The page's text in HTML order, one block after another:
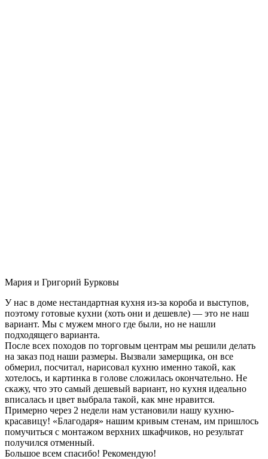
Мария и Григорий Бурковы
У нас в доме нестандартная кухня из-за короба и выступов,
поэтому готовые кухни (хоть они и дешевле) — это не наш
вариант. Мы с мужем много где были, но не нашли
подходящего варианта.
После всех походов по торговым центрам мы решили делать
на заказ под наши размеры. Вызвали замерщика, он все
обмерил, посчитал, нарисовал кухню именно такой, как
хотелось, и картинка в голове сложилась окончательно. Не
скажу, что это самый дешевый вариант, но кухня идеально
вписалась и цвет выбрала такой, как мне нравится.
Примерно через 2 недели нам установили нашу кухню-
красавицу! «Благодаря» нашим кривым стенам, им пришлось
помучиться с монтажом верхних шкафчиков, но результат
получился отменный.
Большое всем спасибо! Рекомендую!